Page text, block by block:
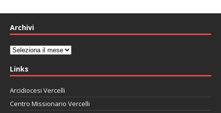
Archivi
Archivi
Links
Arcidiocesi Vercelli
Centro Missionario Vercelli